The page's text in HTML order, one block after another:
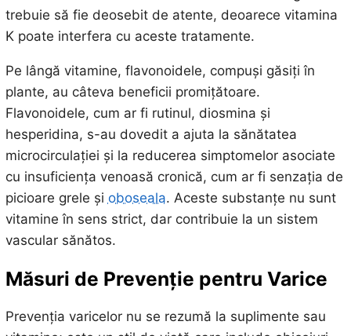
trebuie să fie deosebit de atente, deoarece vitamina
K poate interfera cu aceste tratamente.
Pe lângă vitamine, flavonoidele, compuși găsiți în
plante, au câteva beneficii promițătoare.
Flavonoidele, cum ar fi rutinul, diosmina și
hesperidina, s-au dovedit a ajuta la sănătatea
microcirculației și la reducerea simptomelor asociate
cu insuficiența venoasă cronică, cum ar fi senzația de
picioare grele și oboseala. Aceste substanțe nu sunt
vitamine în sens strict, dar contribuie la un sistem
vascular sănătos.
Măsuri de Prevenție pentru Varice
Prevenția varicelor nu se rezumă la suplimente sau